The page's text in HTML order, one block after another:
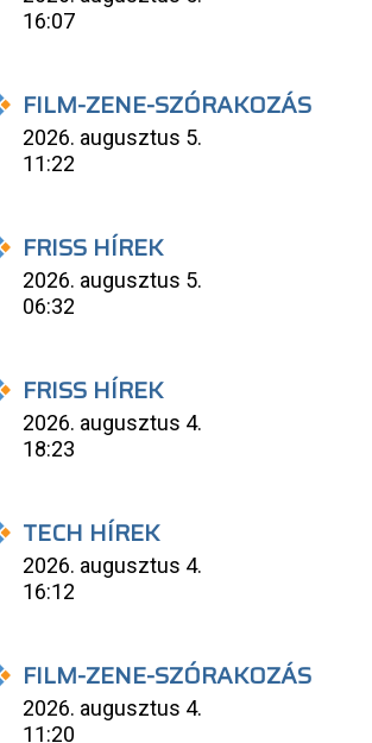
16:07
FILM-ZENE-SZÓRAKOZÁS
2026. augusztus 5.
11:22
FRISS HÍREK
2026. augusztus 5.
06:32
FRISS HÍREK
2026. augusztus 4.
18:23
TECH HÍREK
2026. augusztus 4.
16:12
FILM-ZENE-SZÓRAKOZÁS
2026. augusztus 4.
11:20